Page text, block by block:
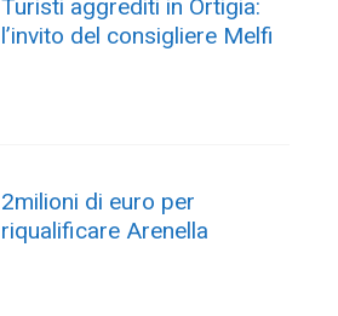
Turisti aggrediti in Ortigia:
l’invito del consigliere Melfi
2milioni di euro per
riqualificare Arenella